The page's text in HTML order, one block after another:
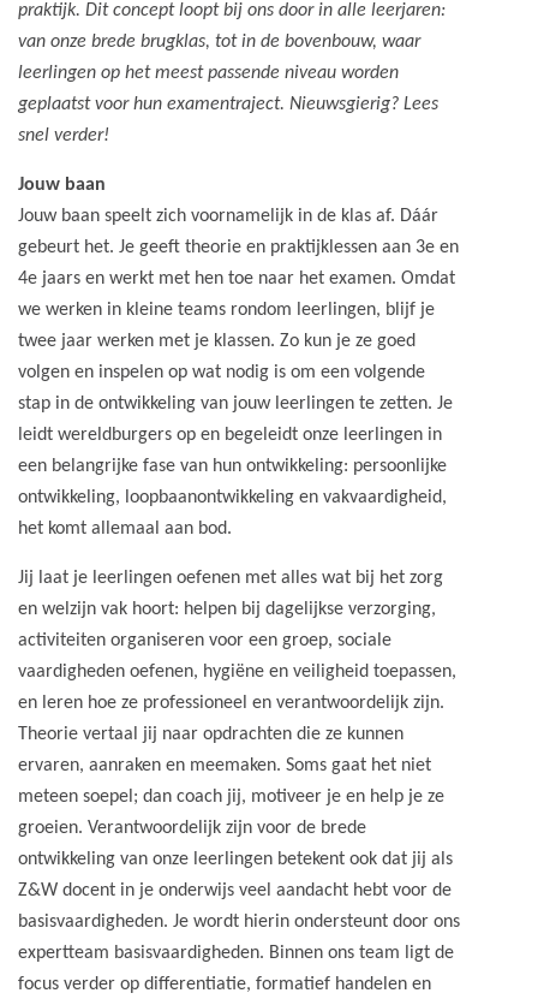
praktijk. Dit concept loopt bij ons door in alle leerjaren:
van onze brede brugklas, tot in de bovenbouw, waar
leerlingen op het meest passende niveau worden
geplaatst voor hun examentraject. Nieuwsgierig? Lees
snel verder!
Jouw baan
Jouw baan speelt zich voornamelijk in de klas af. Dáár
gebeurt het. Je geeft theorie en praktijklessen aan 3e en
4e jaars en werkt met hen toe naar het examen. Omdat
we werken in kleine teams rondom leerlingen, blijf je
twee jaar werken met je klassen. Zo kun je ze goed
volgen en inspelen op wat nodig is om een volgende
stap in de ontwikkeling van jouw leerlingen te zetten. Je
leidt wereldburgers op en begeleidt onze leerlingen in
een belangrijke fase van hun ontwikkeling: persoonlijke
ontwikkeling, loopbaanontwikkeling en vakvaardigheid,
het komt allemaal aan bod.
Jij laat je leerlingen oefenen met alles wat bij het zorg
en welzijn vak hoort: helpen bij dagelijkse verzorging,
activiteiten organiseren voor een groep, sociale
vaardigheden oefenen, hygiëne en veiligheid toepassen,
en leren hoe ze professioneel en verantwoordelijk zijn.
Theorie vertaal jij naar opdrachten die ze kunnen
ervaren, aanraken en meemaken. Soms gaat het niet
meteen soepel; dan coach jij, motiveer je en help je ze
groeien. Verantwoordelijk zijn voor de brede
ontwikkeling van onze leerlingen betekent ook dat jij als
Z&W docent in je onderwijs veel aandacht hebt voor de
basisvaardigheden. Je wordt hierin ondersteunt door ons
expertteam basisvaardigheden. Binnen ons team ligt de
focus verder op differentiatie, formatief handelen en